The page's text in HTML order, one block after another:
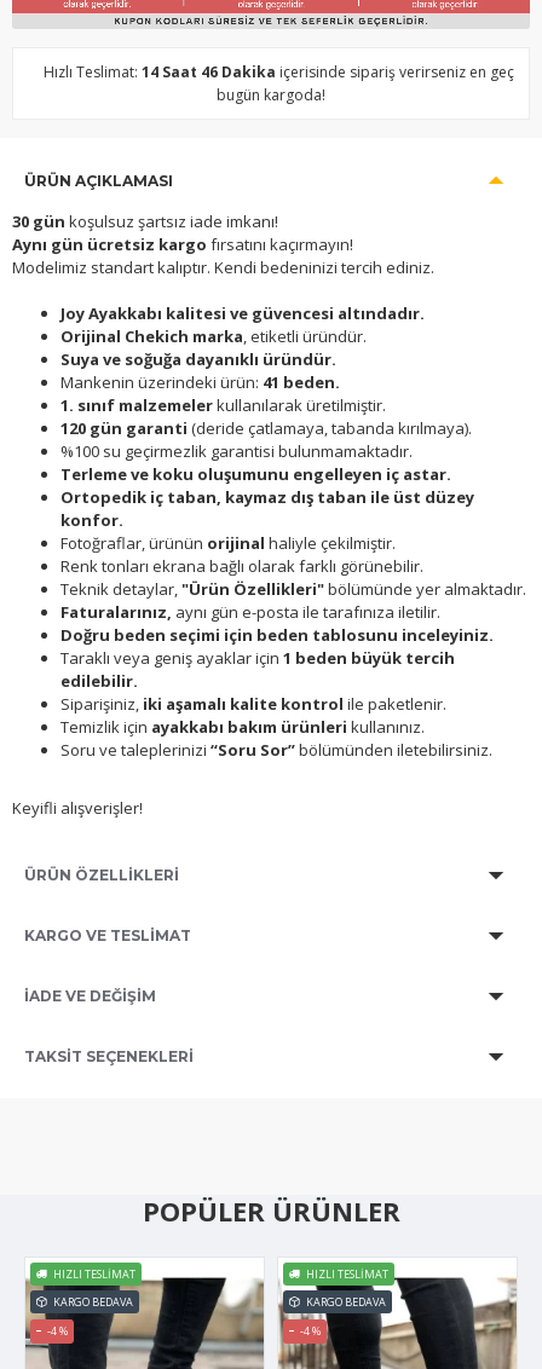
Hızlı Teslimat: 14 Saat 46 Dakika içerisinde sipariş verirseniz en geç
bugün kargoda!
ÜRÜN AÇIKLAMASI
30 gün koşulsuz şartsız iade imkanı!
Aynı gün ücretsiz kargo fırsatını kaçırmayın!
Modelimiz standart kalıptır. Kendi bedeninizi tercih ediniz.
Joy Ayakkabı kalitesi ve güvencesi altındadır.
Orijinal Chekich marka, etiketli üründür.
Suya ve soğuğa dayanıklı üründür.
Mankenin üzerindeki ürün: 41 beden.
1. sınıf malzemelerkullanılarak üretilmiştir.
120 gün garanti (deride çatlamaya, tabanda kırılmaya).
%100 su geçirmezlik garantisi bulunmamaktadır.
Terleme ve koku oluşumunu engelleyen iç astar.
Ortopedik iç taban, kaymaz dış taban ile üst düzey
konfor.
Fotoğraflar, ürünün orijinal haliyle çekilmiştir.
Renk tonları ekrana bağlı olarak farklı görünebilir.
Teknik detaylar,"Ürün Özellikleri"bölümünde yer almaktadır.
Faturalarınız, aynı gün e-posta ile tarafınıza iletilir.
Doğru beden seçimi için beden tablosunu inceleyiniz.
Taraklı veya geniş ayaklar için 1 beden büyük tercih
edilebilir.
Siparişiniz, iki aşamalı kalite kontrol ile paketlenir.
Temizlik için ayakkabı bakım ürünleri kullanınız.
Soru ve taleplerinizi “Soru Sor”bölümünden iletebilirsiniz.
Keyifli alışverişler!
ÜRÜN ÖZELLİKLERİ
KARGO VE TESLİMAT
İADE VE DEĞİŞİM
TAKSIT SEÇENEKLERI
POPÜLER ÜRÜNLER
HIZLI TESLIMAT
KARGO BEDAVA
-4 %
HIZLI TESLIMAT
KARGO BEDAVA
-4 %